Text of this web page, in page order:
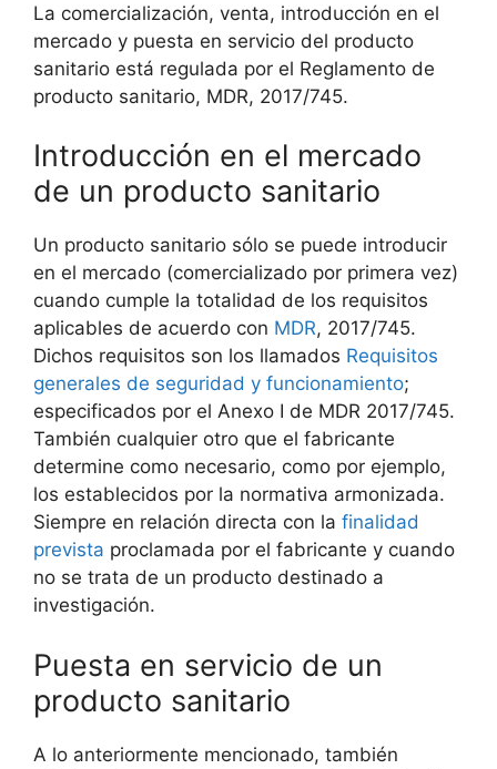
La comercialización, venta, introducción en el
mercado y puesta en servicio del producto
sanitario está regulada por el Reglamento de
producto sanitario, MDR, 2017/745.
Introducción en el mercado
de un producto sanitario
Un producto sanitario sólo se puede introducir
en el mercado (comercializado por primera vez)
cuando cumple la totalidad de los requisitos
aplicables de acuerdo con MDR, 2017/745.
Dichos requisitos son los llamados Requisitos
generales de seguridad y funcionamiento;
especificados por el Anexo I de MDR 2017/745.
También cualquier otro que el fabricante
determine como necesario, como por ejemplo,
los establecidos por la normativa armonizada.
Siempre en relación directa con la finalidad
prevista proclamada por el fabricante y cuando
no se trata de un producto destinado a
investigación.
Puesta en servicio de un
producto sanitario
A lo anteriormente mencionado, también